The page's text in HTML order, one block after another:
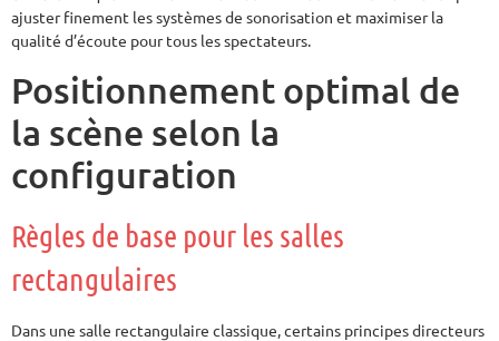
ajuster finement les systèmes de sonorisation et maximiser la
qualité d’écoute pour tous les spectateurs.
Positionnement optimal de
la scène selon la
configuration
Règles de base pour les salles
rectangulaires
Dans une salle rectangulaire classique, certains principes directeurs